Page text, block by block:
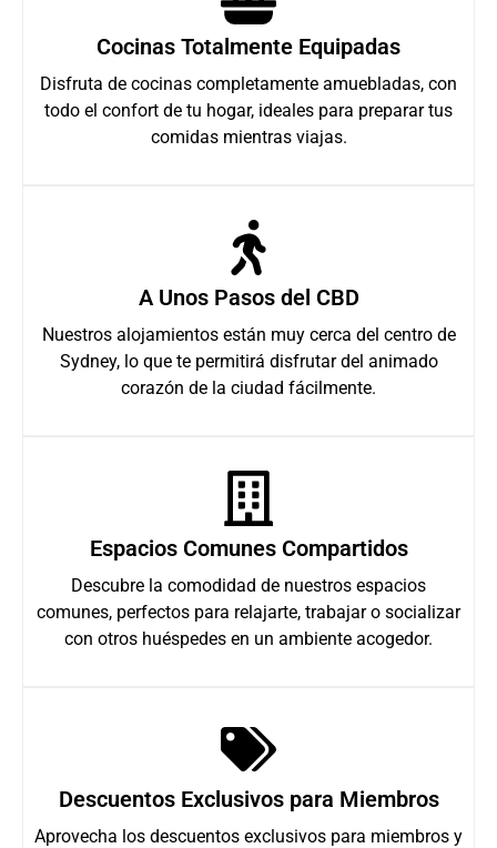
Cocinas Totalmente Equipadas
Disfruta de cocinas completamente amuebladas, con
todo el confort de tu hogar, ideales para preparar tus
comidas mientras viajas.
A Unos Pasos del CBD
Nuestros alojamientos están muy cerca del centro de
Sydney, lo que te permitirá disfrutar del animado
corazón de la ciudad fácilmente.
Espacios Comunes Compartidos
Descubre la comodidad de nuestros espacios
comunes, perfectos para relajarte, trabajar o socializar
con otros huéspedes en un ambiente acogedor.
Descuentos Exclusivos para Miembros
Aprovecha los descuentos exclusivos para miembros y